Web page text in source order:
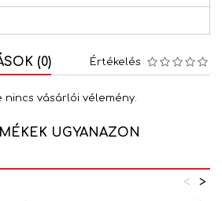
(0) Értékelés
nincs vásárlói vélemény.
UGYANAZON
>
<